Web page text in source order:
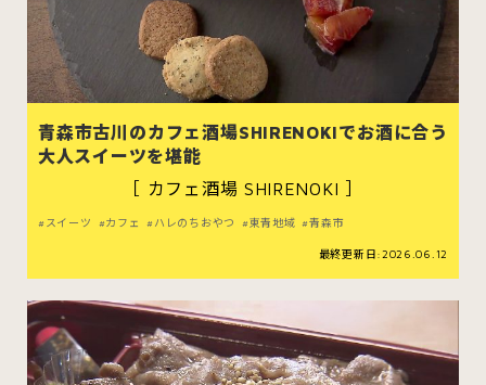
青森市古川のカフェ酒場SHIRENOKIでお酒に合う
大人スイーツを堪能
［ カフェ酒場 SHIRENOKI ］
スイーツ カフェ ハレのちおやつ 東青地域 青森市
最終更新日:2026.06.12